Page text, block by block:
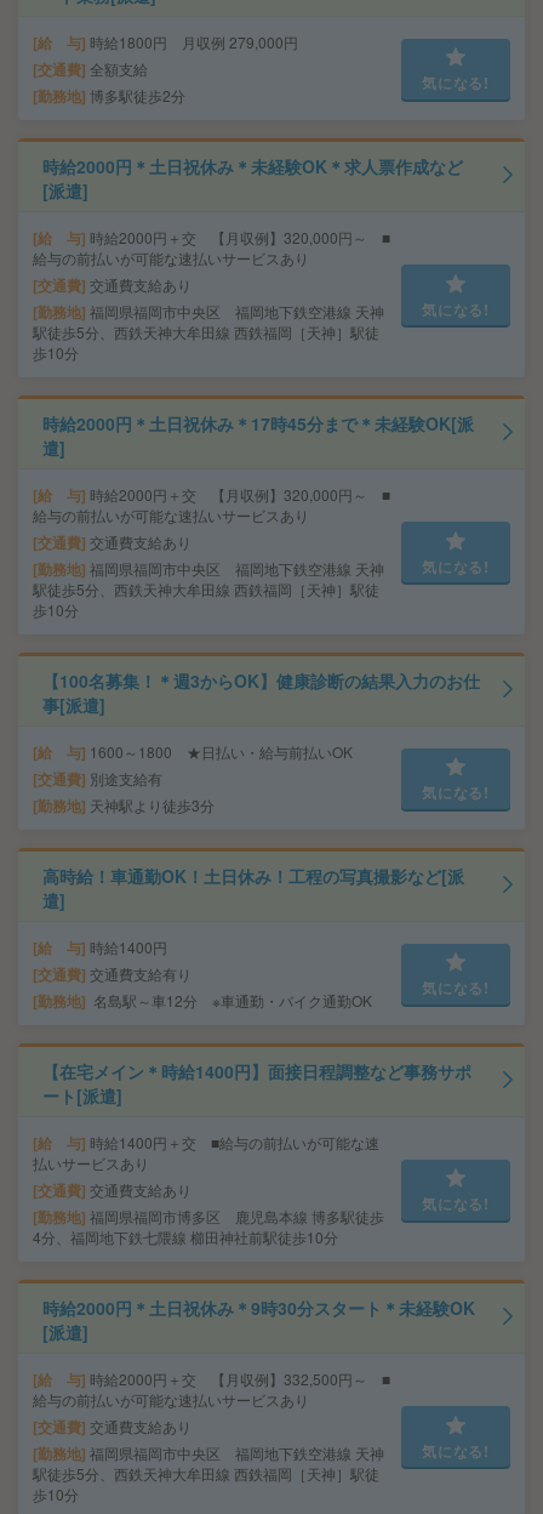
給 与 時給1800円 月収例 279,000円
交通費 全額支給
勤務地 博多駅徒歩2分
気になる!
時給2000円＊土日祝休み＊未経験OK＊求人票作成など
[派遣]
給 与 時給2000円＋交 【月収例】320,000円～ ■
給与の前払いが可能な速払いサービスあり
交通費 交通費支給あり
勤務地 福岡県福岡市中央区 福岡地下鉄空港線 天神
駅徒歩5分、西鉄天神大牟田線 西鉄福岡［天神］駅徒
歩10分
気になる!
時給2000円＊土日祝休み＊17時45分まで＊未経験OK[派
遣]
給 与 時給2000円＋交 【月収例】320,000円～ ■
給与の前払いが可能な速払いサービスあり
交通費 交通費支給あり
勤務地 福岡県福岡市中央区 福岡地下鉄空港線 天神
駅徒歩5分、西鉄天神大牟田線 西鉄福岡［天神］駅徒
歩10分
気になる!
【100名募集！＊週3からOK】健康診断の結果入力のお仕
事[派遣]
給 与 1600～1800 ★日払い・給与前払いOK
交通費 別途支給有
勤務地 天神駅より徒歩3分
気になる!
高時給！車通勤OK！土日休み！工程の写真撮影など[派
遣]
給 与 時給1400円
交通費 交通費支給有り
勤務地 名島駅～車12分 ※車通勤・バイク通勤OK
気になる!
【在宅メイン＊時給1400円】面接日程調整など事務サポ
ート[派遣]
給 与 時給1400円＋交 ■給与の前払いが可能な速
払いサービスあり
交通費 交通費支給あり
勤務地 福岡県福岡市博多区 鹿児島本線 博多駅徒歩
4分、福岡地下鉄七隈線 櫛田神社前駅徒歩10分
気になる!
時給2000円＊土日祝休み＊9時30分スタート＊未経験OK
[派遣]
給 与 時給2000円＋交 【月収例】332,500円～ ■
給与の前払いが可能な速払いサービスあり
交通費 交通費支給あり
勤務地 福岡県福岡市中央区 福岡地下鉄空港線 天神
駅徒歩5分、西鉄天神大牟田線 西鉄福岡［天神］駅徒
歩10分
気になる!